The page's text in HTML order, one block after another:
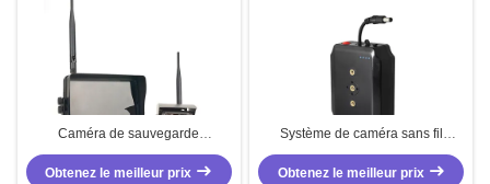
Caméra de sauvegarde
magnétique sans fil 1080P IP67
Système de moniteur de vue
Obtenez le meilleur prix
Système de caméra sans fil
universel à chariot élévateur avec
batterie de 10000 mAh et service
Obtenez le meilleur prix